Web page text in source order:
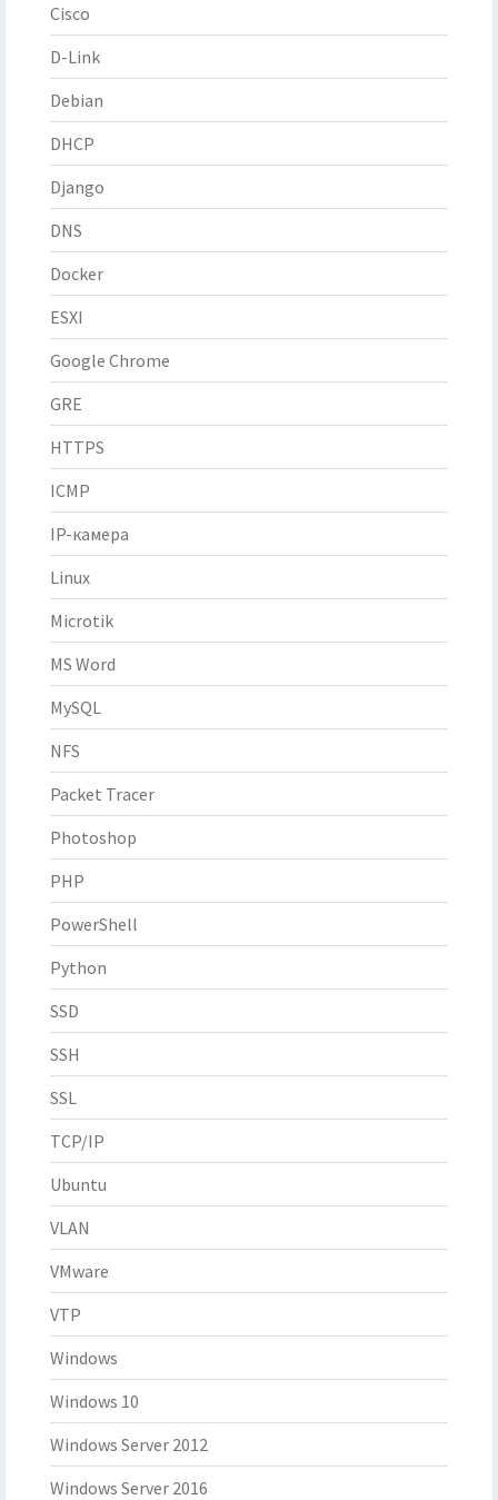
Cisco
D-Link
Debian
DHCP
Django
DNS
Docker
ESXI
Google Chrome
GRE
HTTPS
ICMP
IP-камера
Linux
Microtik
MS Word
MySQL
NFS
Packet Tracer
Photoshop
PHP
PowerShell
Python
SSD
SSH
SSL
TCP/IP
Ubuntu
VLAN
VMware
VTP
Windows
Windows 10
Windows Server 2012
Windows Server 2016